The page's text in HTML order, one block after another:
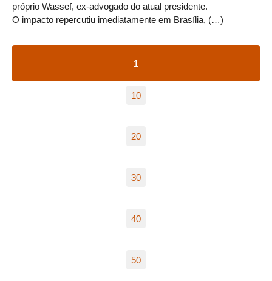
próprio Wassef, ex-advogado do atual presidente.
O impacto repercutiu imediatamente em Brasília, (…)
1
10
20
30
40
50